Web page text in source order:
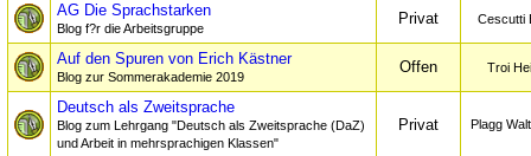
AG Die Sprachstarken
Blog f?r die Arbeitsgruppe
Privat Cescutti
Auf den Spuren von Erich Kästner
Blog zur Sommerakademie 2019
Offen Troi
Deutsch als Zweitsprache
Blog zum Lehrgang "Deutsch als Zweitsprache (DaZ)
und Arbeit in mehrsprachigen Klassen"
Privat Plagg